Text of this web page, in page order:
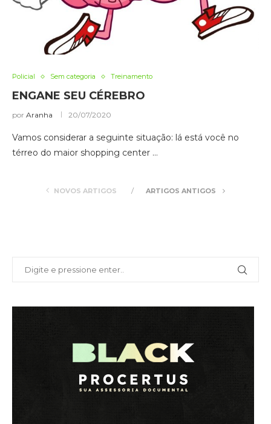
Policial Sem categoria Treinamento
ENGANE SEU CÉREBRO
por Aranha 20/07/2020
Vamos considerar a seguinte situação: lá está você no
térreo do maior shopping center …
NOVOS ARTIGOS ARTIGOS ANTIGOS